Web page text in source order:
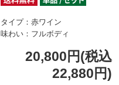
タイプ：赤ワイン
味わい：フルボディ
20,800円(税込
22,880円)